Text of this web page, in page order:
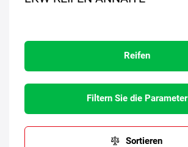
Reifen
Filtern Sie die Parameter
Sortieren